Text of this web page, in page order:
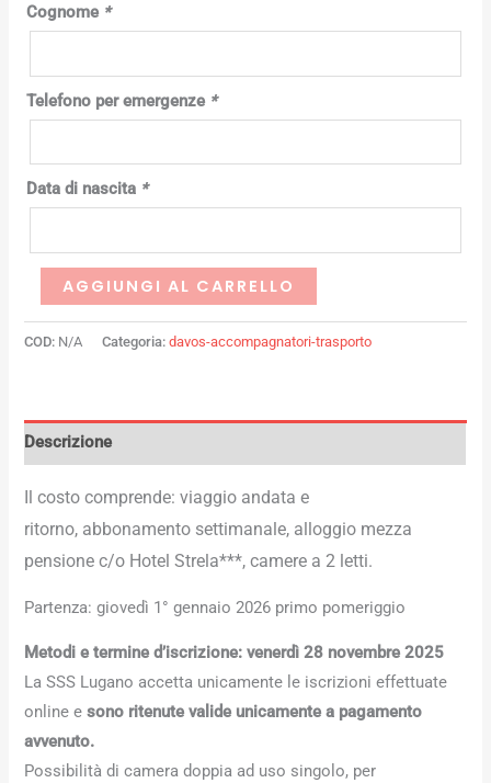
Cognome *
Telefono per emergenze *
Data di nascita *
AGGIUNGI AL CARRELLO
COD: N/A Categoria:davos-accompagnatori-trasporto
Descrizione
Il costo comprende: viaggio andata e
ritorno, abbonamento settimanale, alloggio mezza
pensione c/o Hotel Strela***, camere a 2 letti.
Partenza: giovedì 1° gennaio 2026 primo pomeriggio
Metodi e termine d’iscrizione: venerdì 28 novembre 2025
La SSS Lugano accetta unicamente le iscrizioni effettuate
online esono ritenute valide unicamente a pagamento
avvenuto.
Possibilità di camera doppia ad uso singolo, per